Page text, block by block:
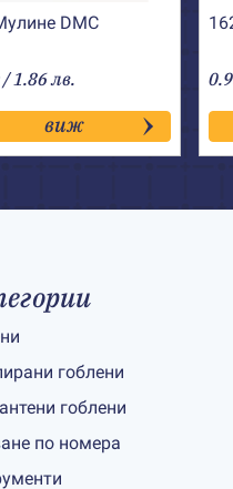
DMC
/ 1.86 лв.
виж
гоблени
гоблени
по номера